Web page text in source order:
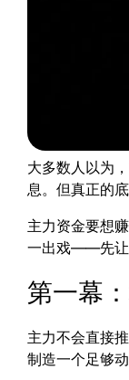
大多数人以为
息。但真正的
主力资金要想
一出戏——先让
第一幕
主力不会直接
制造一个足够